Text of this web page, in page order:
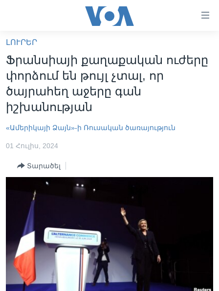
հիմնական
բովանդակությանը
անցնել
հիմնական
բովանդակությանը
հիմնական
ԼՈՒՐԵՐ
ՍՓՅՈՒՌՔ
ՏԵՍԱՆՅՈՒԹԵՐ
ԿԱՊ ՄԵԶ ՀԵՏ
Learning English
ՀԵՏԵՒԵՔ ՄԵԶ
Լեզուներ
ԼՈՒՐԵՐ
Ֆրանսիայի քաղաքական ուժերը
փորձում են թույլ չտալ, որ
ծայրահեղ աջերը գան
իշխանության
«Ամերիկայի Ձայն»-ի Ռուսական ծառայություն
01 Հուլիս, 2024
Տարածել